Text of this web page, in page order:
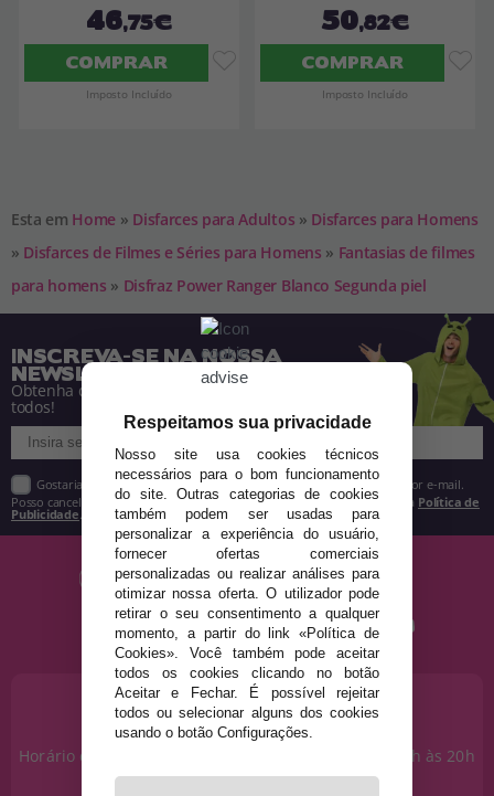
46,75€
COMPRAR
Imposto Incluído
50,82€
COMPRAR
Imposto Incluído
Esta em Home » Disfarces para Adultos » Disfarces para Homens
» Disfarces de Filmes e Séries para Homens » Fantasias de filmes
para homens » Disfraz Power Ranger Blanco Segunda piel
INSCREVA-SE NA NOSSA
NEWSLETTER
Obtenha descontos e saiba de tudo antes de
todos!
Gostaria de receber descontos exclusivos, novidades e tendências por e-mail.
Posso cancelar a inscrição a qualquer momento, conforme estipulado na Política de
Publicidade
PRECISA DE AJUDA?
915 793 695
Horário de segunda a sexta das 10h às 14h e das 17h às 20h
Respeitamos sua privacidade
Nosso site usa cookies técnicos
necessários para o bom funcionamento
do site. Outras categorias de cookies
também podem ser usadas para
personalizar a experiência do usuário,
fornecer ofertas comerciais
personalizadas ou realizar análises para
otimizar nossa oferta. O utilizador pode
retirar o seu consentimento a qualquer
momento, a partir do link «Política de
Cookies». Você também pode aceitar
todos os cookies clicando no botão
Aceitar e Fechar. É possível rejeitar
todos ou selecionar alguns dos cookies
usando o botão Configurações.